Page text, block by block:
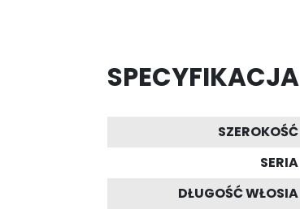
SPECYFIKACJA
SZEROKOŚĆ
SERIA
DŁUGOŚĆ WŁOSIA